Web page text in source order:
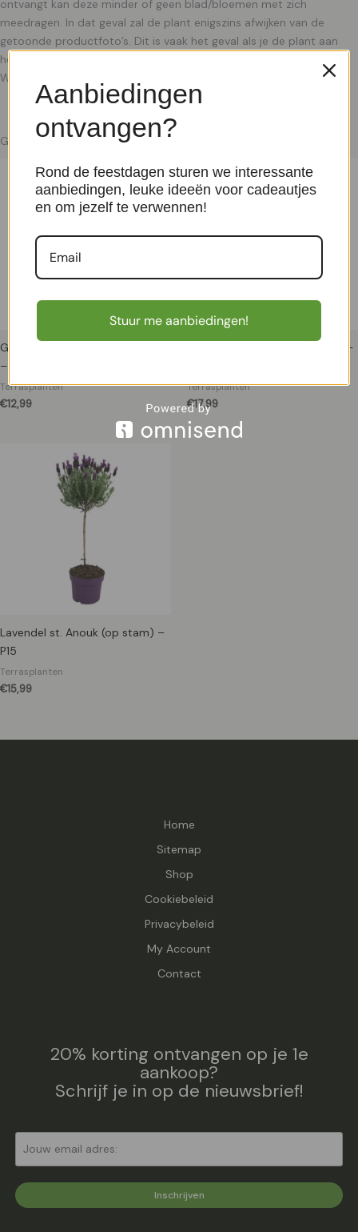
ontvangt kan deze minder of geen blad/bloemen met zich
meedragen. In dat geval zal de plant enigszins afwijken van de
getoonde productfoto’s. Dit is vaak het geval als je de plant aan
het begin van het seizoen ontvangt. Geef de plant wat tijd. Let op!
Wanneer je de takken snoeit,
Gerelateerde producten
Groenblijvende Clematis (Pixie)
– P 16 cm
Terrasplanten
€12,99
Cycas Revoluta (Vredespalm) –
Terrasplanten
€17,99
Lavendel st. Anouk (op stam) –
P15
Terrasplanten
€15,99
Home
Sitemap
Shop
Cookiebeleid
Privacybeleid
My Account
Contact
20% korting ontvangen op je 1e
aankoop?
Schrijf je in op de nieuwsbrief!
Inschrijven
Aanbiedingen
ontvangen?
Rond de feestdagen sturen we interessante
aanbiedingen, leuke ideeën voor cadeautjes
en om jezelf te verwennen!
Stuur me aanbiedingen!